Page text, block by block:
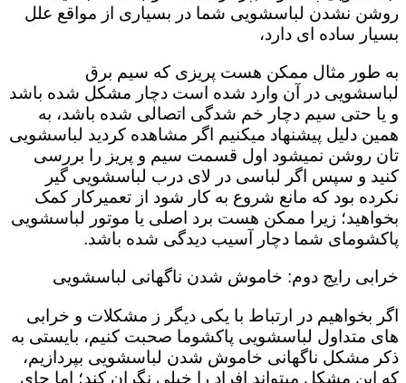
روشن نشدن لباسشویی شما در بسیاری از مواقع علل
بسیار ساده ای دارد،
به طور مثال ممکن هست پریزی که سیم برق
لباسشویی در آن وارد شده است دچار مشکل شده باشد
و یا حتی سیم دچار خم شدگی اتصالی شده باشد، به
همین دلیل پیشنهاد میکنیم اگر مشاهده کردید لباسشویی
تان روشن نمیشود اول قسمت سیم و پریز را بررسی
کنید و سپس اگر لباسی در لای درب لباسشویی گیر
نکرده بود که مانع شروع به کار شود از تعمیرکار کمک
بخواهید؛ زیرا ممکن هست برد اصلی یا موتور لباسشویی
پاکشومای شما دچار آسیب دیدگی شده باشد.
خرابی رایج دوم: خاموش شدن ناگهانی لباسشویی
اگر بخواهیم در ارتباط با یکی دیگر ز مشکلات و خرابی
های متداول لباسشویی پاکشوما صحبت کنیم، بایستی به
ذکر مشکل ناگهانی خاموش شدن لباسشویی بپردازیم،
که این مشکل میتواند افراد را خیلی نگران کند؛ اما جای